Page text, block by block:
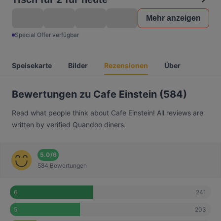
Mehr anzeigen
Special Offer verfügbar
Speisekarte Bilder Rezensionen Über
Bewertungen zu Cafe Einstein (584)
Read what people think about Cafe Einstein! All reviews are
written by verified Quandoo diners.
5.0/6
584 Bewertungen
6 241
5 203